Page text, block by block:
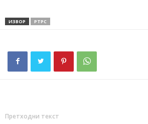
ИЗВОР РТРС
Претходни текст